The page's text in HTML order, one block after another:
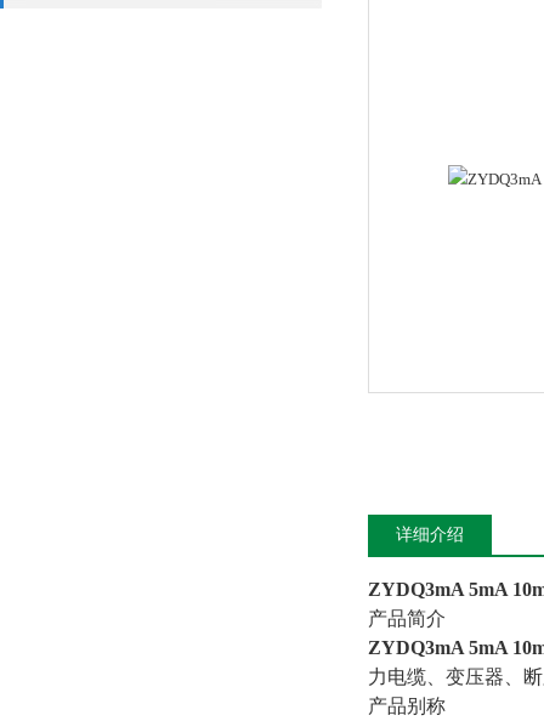
详细介绍
ZYDQ3mA 5mA
产品简介
ZYDQ3mA 5mA
力电缆、变压器、
产品别称